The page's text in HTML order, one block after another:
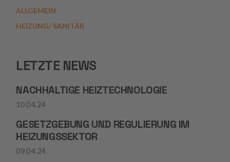
ALLGEMEIN
HEIZUNG/ SANITÄR
LETZTE NEWS
NACHHALTIGE HEIZTECHNOLOGIE
10.04.24
GESETZGEBUNG UND REGULIERUNG IM
HEIZUNGSSEKTOR
09.04.24